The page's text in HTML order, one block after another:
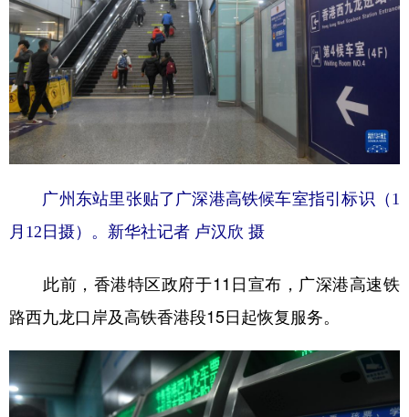
广州东站里张贴了广深港高铁候车室指引标识（1
月12日摄）。 新华社记者 卢汉欣 摄
此前，香港特区政府于11日宣布，广深港高速铁
路西九龙口岸及高铁香港段15日起恢复服务。